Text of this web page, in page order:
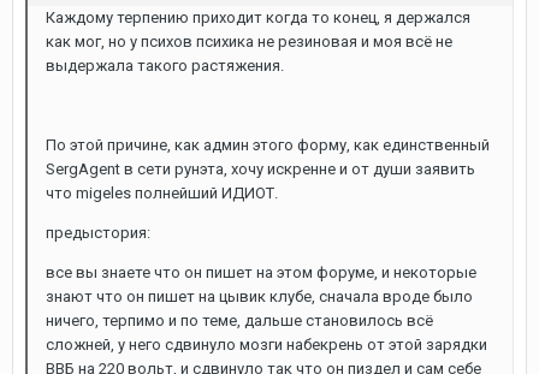
Каждому терпению приходит когда то конец, я держался
как мог, но у психов психика не резиновая и моя всё не
выдержала такого растяжения.
По этой причине, как админ этого форму, как единственный
SergAgent в сети рунэта, хочу искренне и от души заявить
что migeles полнейший ИДИОТ.
предыстория:
все вы знаете что он пишет на этом форуме, и некоторые
знают что он пишет на цывик клубе, сначала вроде было
ничего, терпимо и по теме, дальше становилось всё
сложней, у него сдвинуло мозги набекрень от этой зарядки
ВВБ на 220 вольт, и сдвинуло так что он пиздел и сам себе